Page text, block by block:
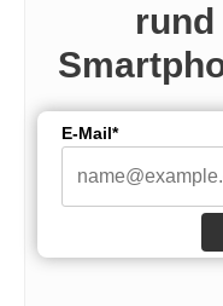
rund
E-Mail*